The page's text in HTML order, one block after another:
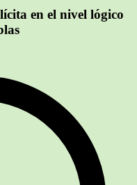
en el nivel lógico